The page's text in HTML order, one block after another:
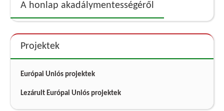
A honlap akadálymentességéről
Projektek
Európai Uniós projektek
Lezárult Európai Uniós projektek